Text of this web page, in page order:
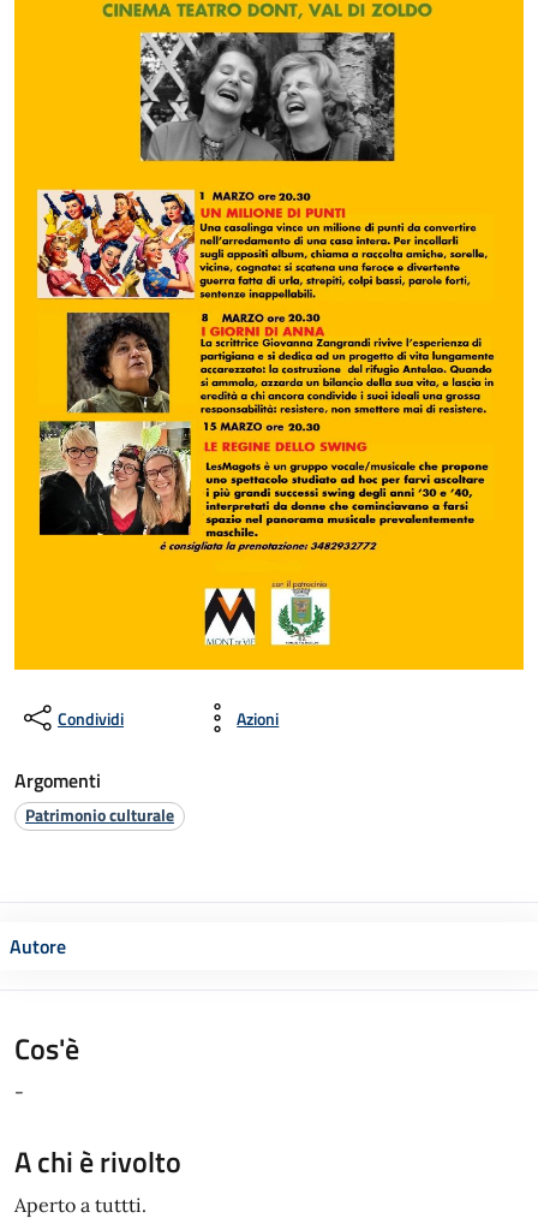
Condividi Azioni
Argomenti
Patrimonio culturale
Autore
Cos'è
-
A chi è rivolto
Aperto a tuttti.